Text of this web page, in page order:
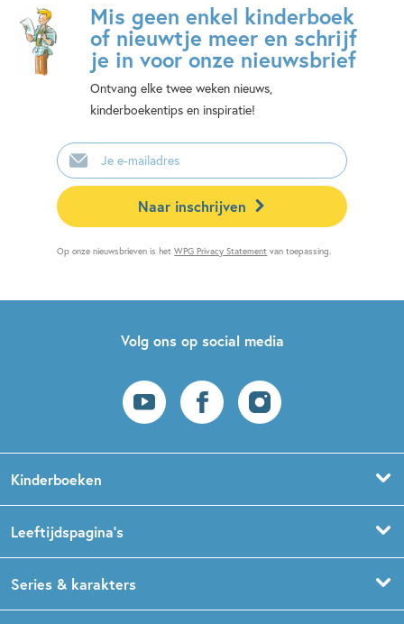
Mis geen enkel kinderboek
of nieuwtje meer en schrijf
je in voor onze nieuwsbrief
Ontvang elke twee weken nieuws,
kinderboekentips en inspiratie!
E-
mailadres
Naar inschrijven
Op onze nieuwsbrieven is hetWPG Privacy Statement van toepassing.
Volg ons op social media
Kinderboeken
Prentenboeken
Leeftijdspagina’s
Boekentips 1,5 - 3 jaar
Series & karakters